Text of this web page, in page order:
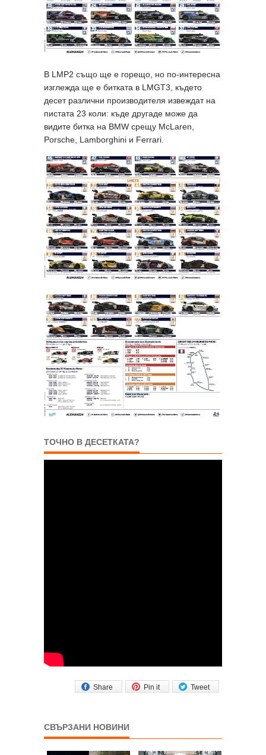
В LMP2 също ще е горещо, но по-интересна
изглежда ще е битката в LMGT3, където
десет различни производителя извеждат на
пистата 23 коли: къде другаде може да
видите битка на BMW срещу McLaren,
Porsche, Lamborghini и Ferrari.
ТОЧНО В ДЕСЕТКАТА?
Tweet
Pin it
Share
СВЪРЗАНИ НОВИНИ